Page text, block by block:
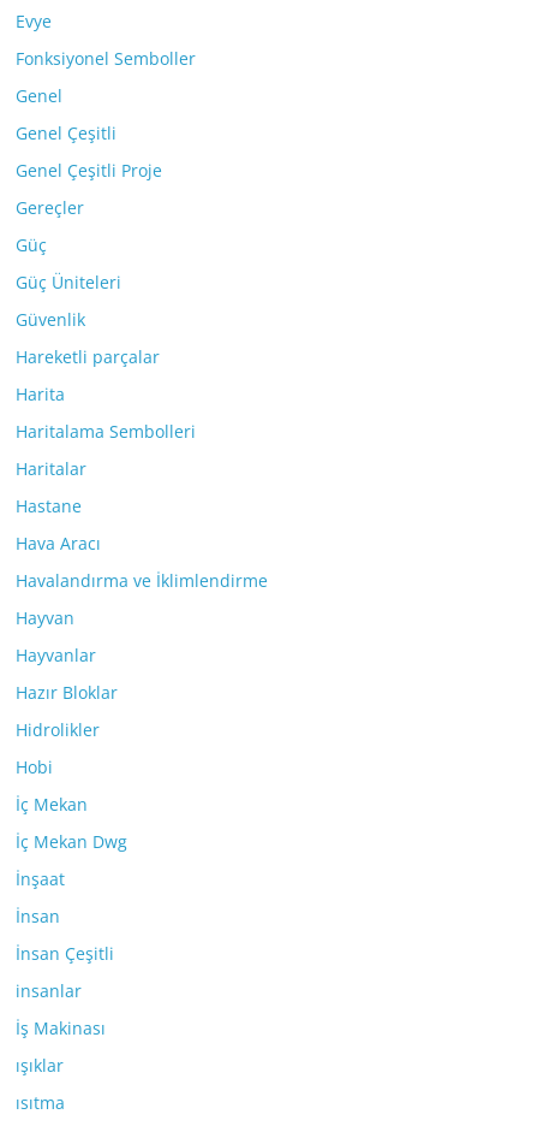
Evye
Fonksiyonel Semboller
Genel
Genel Çeşitli
Genel Çeşitli Proje
Gereçler
Güç
Güç Üniteleri
Güvenlik
Hareketli parçalar
Harita
Haritalama Sembolleri
Haritalar
Hastane
Hava Aracı
Havalandırma ve İklimlendirme
Hayvan
Hayvanlar
Hazır Bloklar
Hidrolikler
Hobi
İç Mekan
İç Mekan Dwg
İnşaat
İnsan
İnsan Çeşitli
insanlar
İş Makinası
ışıklar
ısıtma